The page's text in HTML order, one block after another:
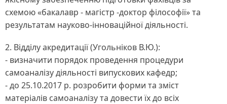
схемою «бакалавр - магістр -доктор філософії» та
результатам науково-інноваційної діяльності.
2. Відділу акредитації (Угольніков В.Ю.):
- визначити порядок проведення процедури
самоаналізу діяльності випускових кафедр;
- до 25.10.2017 р. розробити форми та зміст
матеріалів самоаналізу та довести їх до всіх